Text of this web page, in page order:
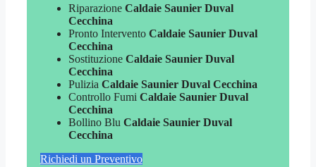
Riparazione Caldaie Saunier Duval
Cecchina
Pronto Intervento Caldaie Saunier Duval
Cecchina
Sostituzione Caldaie Saunier Duval
Cecchina
Pulizia Caldaie Saunier Duval Cecchina
Controllo Fumi Caldaie Saunier Duval
Cecchina
Bollino Blu Caldaie Saunier Duval
Cecchina
Richiedi un Preventivo